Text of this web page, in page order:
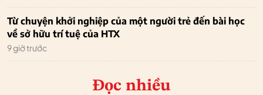
Từ chuyện khởi nghiệp của một người trẻ đến bài học
về sở hữu trí tuệ của HTX
9 giờ trước
Đọc nhiều